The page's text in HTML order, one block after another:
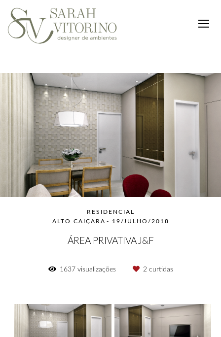
RESIDENCIAL
ALTO CAIÇARA
19/JULHO/2018
ÁREA PRIVATIVA J&F
1637 visualizações 2curtidas